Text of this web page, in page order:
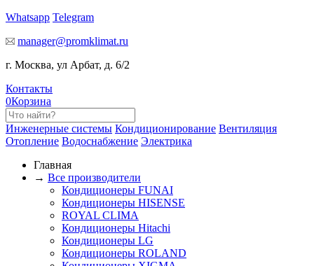
Whatsapp Telegram
manager@promklimat.ru
г. Москва, ул Арбат, д. 6/2
Контакты
0Корзина
Инженерные системы Кондиционирование Вентиляция
Отопление Водоснабжение Электрика
Главная
→ Все производители
Кондиционеры FUNAI
Кондиционеры HISENSE
ROYAL CLIMA
Кондиционеры Hitachi
Кондиционеры LG
Кондиционеры ROLAND